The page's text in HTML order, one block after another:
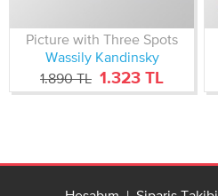
Picture with Three Spots
Wassily Kandinsky
1.890 TL 1.323 TL